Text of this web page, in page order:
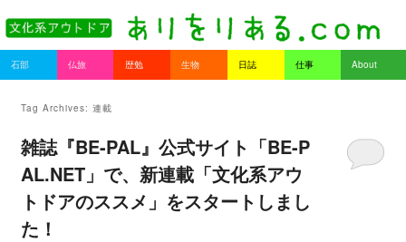
Main menu
Skip to primary content
Skip to secondary content
石部 仏旅 歴勉 生物 日誌 仕事 About
Tag Archives: 連載
雑誌『BE-PAL』公式サイト「BE-P
AL.NET」で、新連載「文化系アウ
トドアのススメ」をスタートしまし
た！